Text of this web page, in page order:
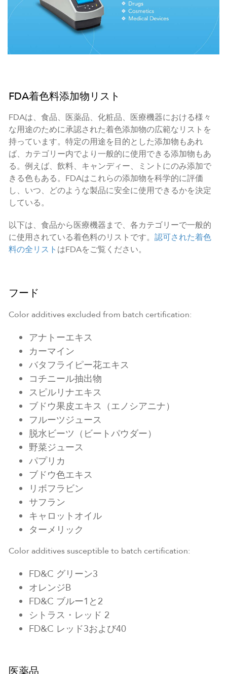
FDA着色料添加物リスト
FDAは、食品、医薬品、化粧品、医療機器における様々
な用途のために承認された着色添加物の広範なリストを
持っています。特定の用途を目的とした添加物もあれ
ば、カテゴリー内でより一般的に使用できる添加物もあ
る。例えば、飲料、キャンディー、ミントにのみ添加で
きる色もある。FDAはこれらの添加物を科学的に評価
し、いつ、どのような製品に安全に使用できるかを決定
している。
以下は、食品から医療機器まで、各カテゴリーで一般的
に使用されている着色料のリストです。 認可された着色
料の全リスト はFDAをご覧ください。
フード
Color additives excluded from batch certification:
アナトーエキス
カーマイン
バタフライピー花エキス
コチニール抽出物
スピルリナエキス
ブドウ果皮エキス（エノシアニナ）
フルーツジュース
脱水ビーツ（ビートパウダー）
野菜ジュース
パプリカ
ブドウ色エキス
リボフラビン
サフラン
キャロットオイル
ターメリック
Color additives susceptible to batch certification:
FD&C グリーン3
オレンジB
FD&C ブルー1と2
シトラス・レッド 2
FD&C レッド3および40
医薬品